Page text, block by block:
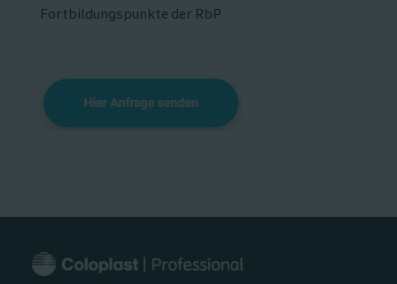
Fortbildungspunkte der RbP.